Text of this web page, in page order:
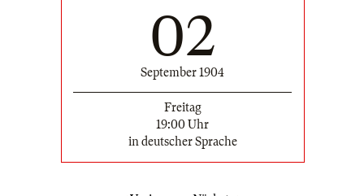
02
September 1904
Freitag
19:00 Uhr
in deutscher Sprache